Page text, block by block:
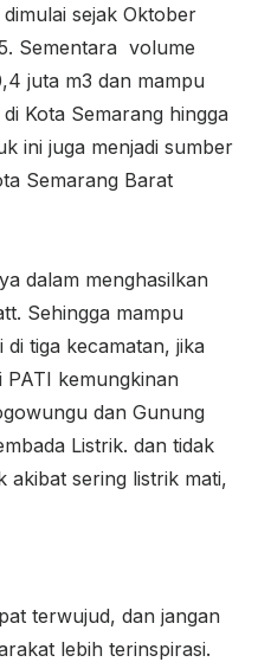
sejak Oktober
Sementara volume
juta m3 dan mampu
Kota Semarang hingga
ini juga menjadi sumber
Semarang Barat
dalam menghasilkan
Sehingga mampu
tiga kecamatan, jika
PATI kemungkinan
dan Gunung
Listrik. dan tidak
akibat sering listrik mati,
terwujud, dan jangan
lebih terinspirasi.